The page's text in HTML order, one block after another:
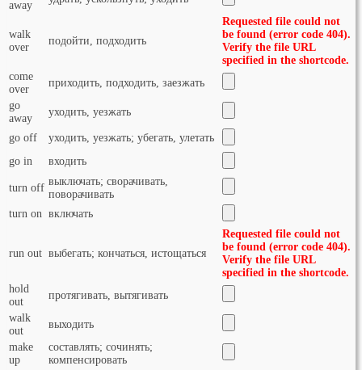
away
walk
over
подойти, подходить
Requested file could not
be found (error code 404).
Verify the file URL
specified in the shortcode.
come
over
приходить, подходить, заезжать
go
away
уходить, уезжать
go off
уходить, уезжать; убегать, улетать
go in
входить
turn off
выключать; сворачивать,
поворачивать
turn on включать
run out выбегать; кончаться, истощаться
Requested file could not
be found (error code 404).
Verify the file URL
specified in the shortcode.
hold
out
протягивать, вытягивать
walk
out
выходить
make
up
составлять; сочинять;
компенсировать